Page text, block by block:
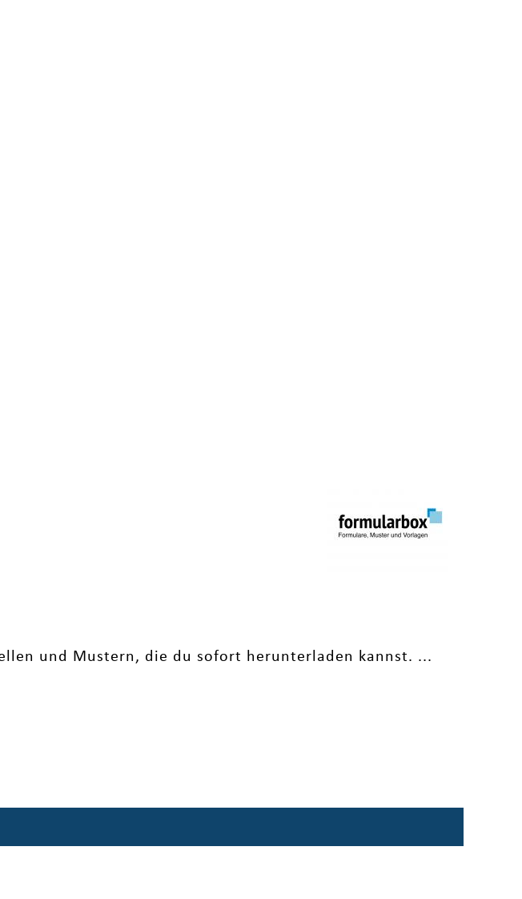
und Mustern, die du sofort herunterladen kannst. ...